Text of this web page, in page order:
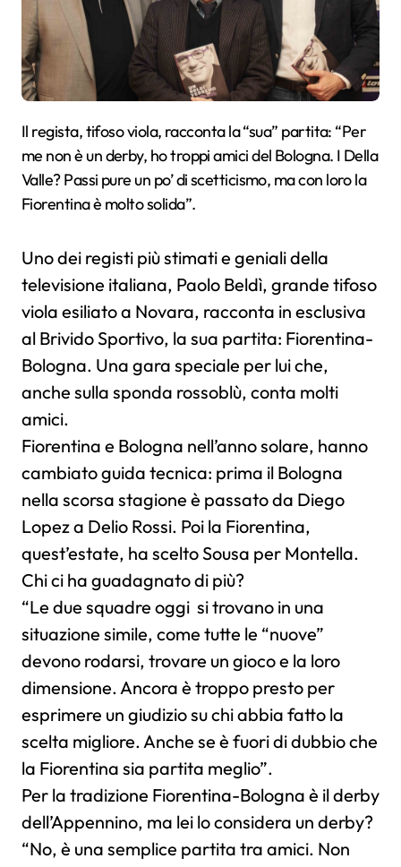
Il regista, tifoso viola, racconta la “sua” partita: “Per
me non è un derby, ho troppi amici del Bologna. I Della
Valle? Passi pure un po’ di scetticismo, ma con loro la
Fiorentina è molto solida”.
Uno dei registi più stimati e geniali della
televisione italiana, Paolo Beldì, grande tifoso
viola esiliato a Novara, racconta in esclusiva
al Brivido Sportivo, la sua partita: Fiorentina-
Bologna. Una gara speciale per lui che,
anche sulla sponda rossoblù, conta molti
amici.
Fiorentina e Bologna nell’anno solare, hanno
cambiato guida tecnica: prima il Bologna
nella scorsa stagione è passato da Diego
Lopez a Delio Rossi. Poi la Fiorentina,
quest’estate, ha scelto Sousa per Montella.
Chi ci ha guadagnato di più?
“Le due squadre oggi si trovano in una
situazione simile, come tutte le “nuove”
devono rodarsi, trovare un gioco e la loro
dimensione. Ancora è troppo presto per
esprimere un giudizio su chi abbia fatto la
scelta migliore. Anche se è fuori di dubbio che
la Fiorentina sia partita meglio”.
Per la tradizione Fiorentina-Bologna è il derby
dell’Appennino, ma lei lo considera un derby?
“No, è una semplice partita tra amici. Non